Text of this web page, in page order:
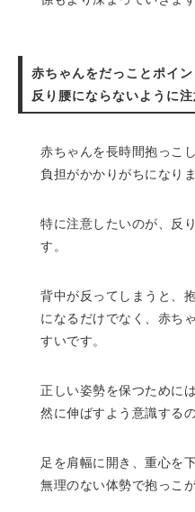
赤ちゃんをだっことポイ
反り腰にならないように
赤ちゃんを長時間抱っこ
負担がかかりがちになりま
特に注意したいのが、反
す。
背中が反ってしまうと、
になるだけでなく、赤ち
すいです。
正しい姿勢を保つために
然に伸ばすよう意識する
足を肩幅に開き、重心を
無理のない体勢で抱っこ